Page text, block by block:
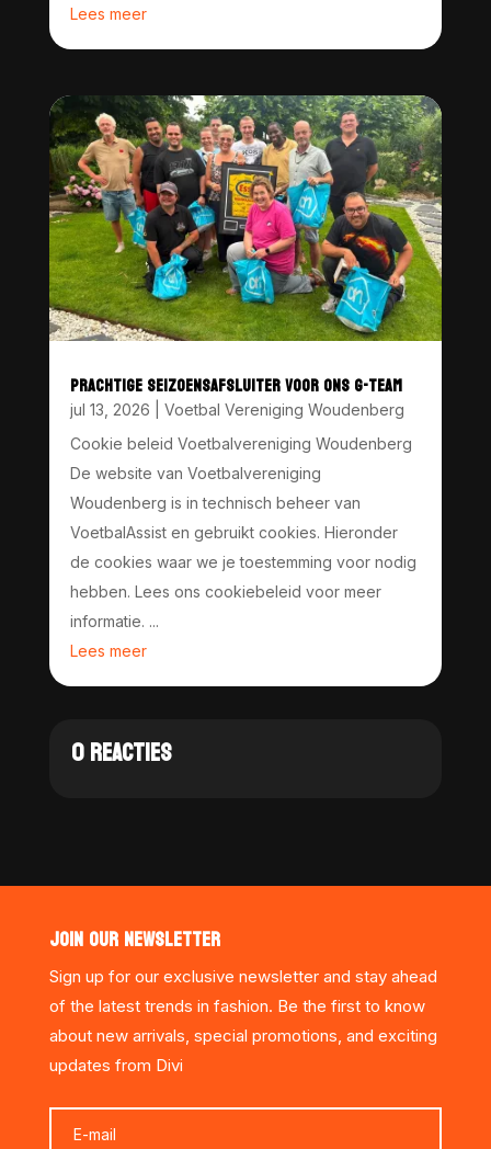
Lees meer
PRACHTIGE SEIZOENSAFSLUITER VOOR ONS G-TEAM
jul 13, 2026
Voetbal Vereniging Woudenberg
Cookie beleid Voetbalvereniging Woudenberg
De website van Voetbalvereniging
Woudenberg is in technisch beheer van
VoetbalAssist en gebruikt cookies. Hieronder
de cookies waar we je toestemming voor nodig
hebben. Lees ons cookiebeleid voor meer
informatie. ...
Lees meer
0 REACTIES
JOIN OUR NEWSLETTER
Sign up for our exclusive newsletter and stay ahead
of the latest trends in fashion. Be the first to know
about new arrivals, special promotions, and exciting
updates from Divi